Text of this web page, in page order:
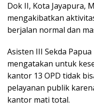
Dok II, Kota Jayapura,
mengakibatkan
berjalan normal dan
Asisten III Sekda
mengatakan untuk
kantor 13 OPD tidak
pelayanan publik
kantor mati total.